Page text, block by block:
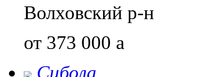
Волховский р-н
от 373 000 a
Сибола